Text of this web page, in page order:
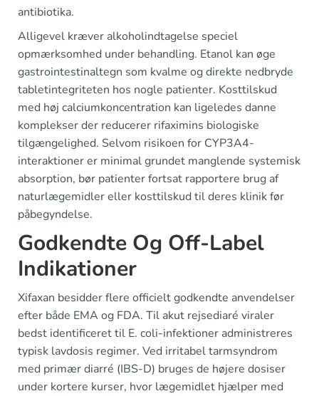
antibiotika.
Alligevel kræver alkoholindtagelse speciel
opmærksomhed under behandling. Etanol kan øge
gastrointestinaltegn som kvalme og direkte nedbryde
tabletintegriteten hos nogle patienter. Kosttilskud
med høj calciumkoncentration kan ligeledes danne
komplekser der reducerer rifaximins biologiske
tilgængelighed. Selvom risikoen for CYP3A4-
interaktioner er minimal grundet manglende systemisk
absorption, bør patienter fortsat rapportere brug af
naturlægemidler eller kosttilskud til deres klinik før
påbegyndelse.
Godkendte Og Off-Label
Indikationer
Xifaxan besidder flere officielt godkendte anvendelser
efter både EMA og FDA. Til akut rejsediaré viraler
bedst identificeret til E. coli-infektioner administreres
typisk lavdosis regimer. Ved irritabel tarmsyndrom
med primær diarré (IBS-D) bruges de højere dosiser
under kortere kurser, hvor lægemidlet hjælper med